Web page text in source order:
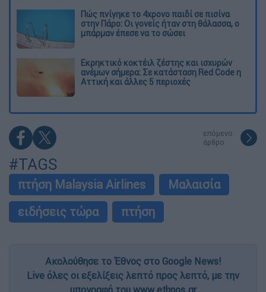
Πώς πνίγηκε το 4χρονο παιδί σε πισίνα
στην Πάρο: Οι γονείς ήταν στη θάλασσα, ο
μπάρμαν έπεσε να το σώσει
Εκρηκτικό κοκτέιλ ζέστης και ισχυρών
ανέμων σήμερα: Σε κατάσταση Red Code η
Αττική και άλλες 5 περιοχές
επόμενο
άρθρο
#TAGS
πτήση Malaysia Airlines
Μαλαισία
ειδήσεις τώρα
πτήση
Ακολούθησε το Έθνος στο Google News!
Live όλες οι εξελίξεις λεπτό προς λεπτό, με την